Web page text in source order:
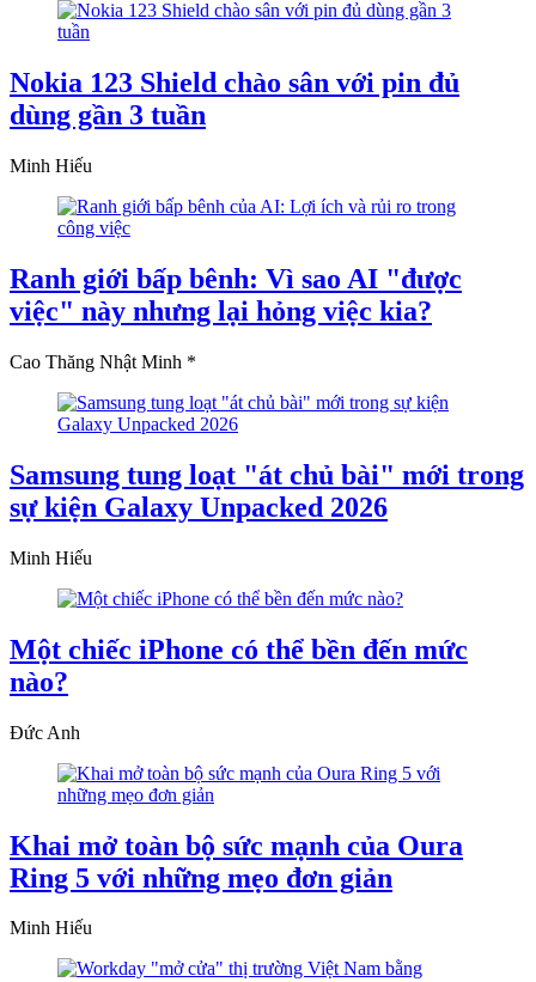
Nokia 123 Shield chào sân với pin đủ
dùng gần 3 tuần
Minh Hiếu
Ranh giới bấp bênh: Vì sao AI "được
việc" này nhưng lại hỏng việc kia?
Cao Thăng Nhật Minh *
Samsung tung loạt "át chủ bài" mới trong
sự kiện Galaxy Unpacked 2026
Minh Hiếu
Một chiếc iPhone có thể bền đến mức
nào?
Đức Anh
Khai mở toàn bộ sức mạnh của Oura
Ring 5 với những mẹo đơn giản
Minh Hiếu